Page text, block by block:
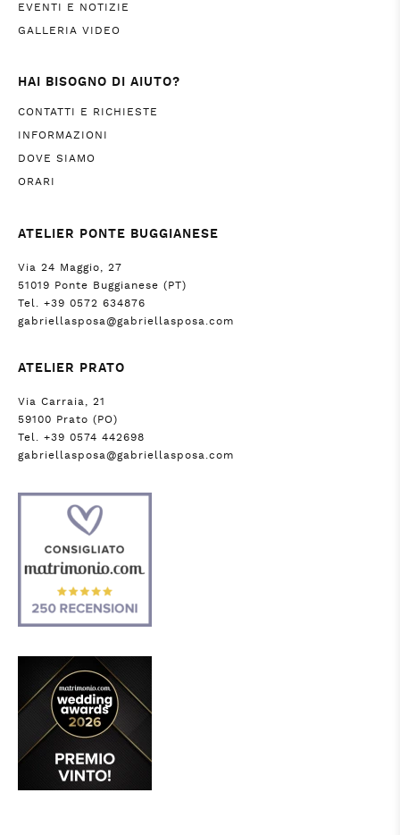
EVENTI E NOTIZIE
GALLERIA VIDEO
HAI BISOGNO DI AIUTO?
CONTATTI E RICHIESTE
INFORMAZIONI
DOVE SIAMO
ORARI
ATELIER PONTE BUGGIANESE
Via 24 Maggio, 27
51019 Ponte Buggianese (PT)
Tel. +39 0572 634876
gabriellasposa@gabriellasposa.com
ATELIER PRATO
Via Carraia, 21
59100 Prato (PO)
Tel. +39 0574 442698
gabriellasposa@gabriellasposa.com